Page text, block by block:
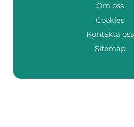
Om oss
Cookies
Kontakta oss
Sitemap